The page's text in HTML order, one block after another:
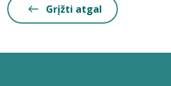
Grįžti atgal